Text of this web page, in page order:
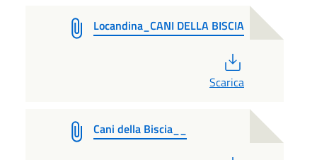
Locandina_CANI DELLA BISCIA
Scarica
Cani della Biscia__